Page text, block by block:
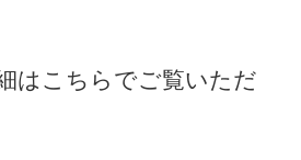
はこちらでご覧いただ